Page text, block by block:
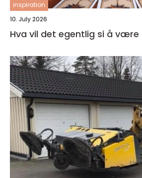
inspiration
10. July 2026
Hva vil det egentlig si å være